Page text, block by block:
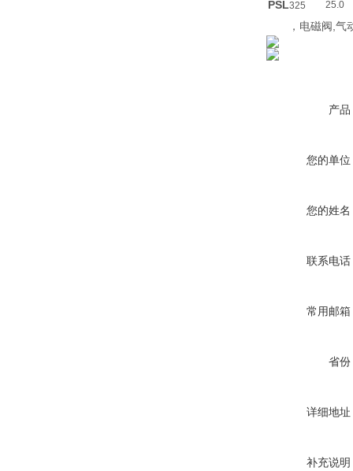
PSL325 25.0
，电磁阀,气动
产品
您的单位
您的姓名
联系电话
常用邮箱
省份
详细地址
补充说明